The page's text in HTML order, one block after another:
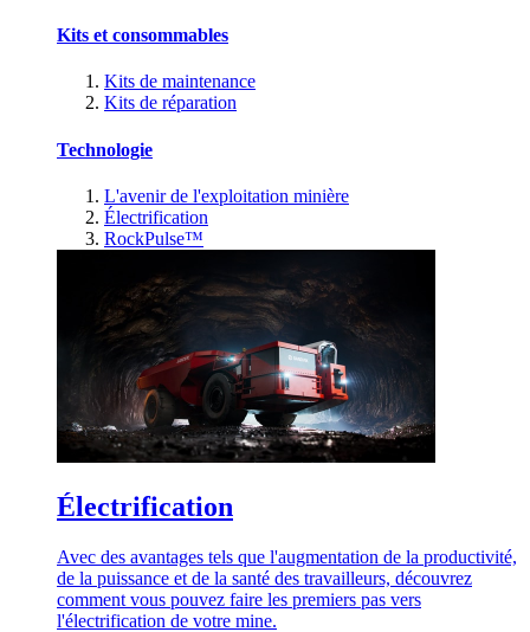
Kits et consommables
Kits de maintenance
Kits de réparation
Technologie
L'avenir de l'exploitation minière
Électrification
RockPulse™
Électrification
Avec des avantages tels que l'augmentation de la productivité,
de la puissance et de la santé des travailleurs, découvrez
comment vous pouvez faire les premiers pas vers
l'électrification de votre mine.